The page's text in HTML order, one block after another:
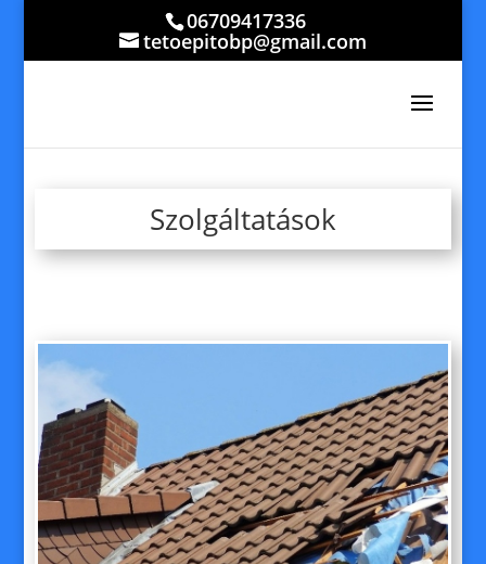
06709417336
tetoepitobp@gmail.com
Szolgáltatások